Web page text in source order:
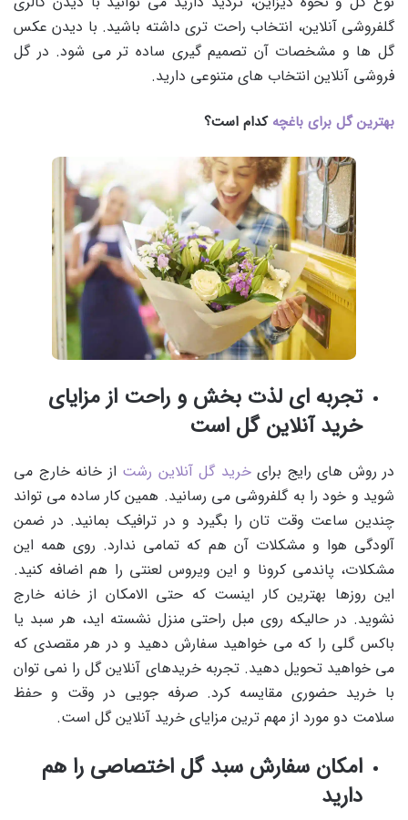
گلفروشی آنلاین، انتخاب راحت تری داشته باشید. با دیدن عکس
گل ها و مشخصات آن تصمیم گیری ساده تر می شود. در گل
فروشی آنلاین انتخاب های متنوعی دارید.
بهترین گل برای باغچه کدام است؟
تجربه ای لذت بخش و راحت از مزایای
خرید آنلاین گل است
در روش های رایج برایخرید گل آنلاین رشت از خانه خارج می
شوید و خود را به گلفروشی می رسانید. همین کار ساده می تواند
چندین ساعت وقت تان را بگیرد و در ترافیک بمانید. در ضمن
آلودگی هوا و مشکلات آن هم که تمامی ندارد. روی همه این
مشکلات، پاندمی کرونا و این ویروس لعنتی را هم اضافه کنید.
این روزها بهترین کار اینست که حتی الامکان از خانه خارج
نشوید. در حالیکه روی مبل راحتی منزل نشسته اید، هر سبد یا
باکس گلی را که می خواهید سفارش دهید و در هر مقصدی که
می خواهید تحویل دهید. تجربه خریدهای آنلاین گل را نمی توان
با خرید حضوری مقایسه کرد. صرفه جویی در وقت و حفظ
سلامت دو مورد از مهم ترین مزایای خرید آنلاین گل است.
امکان سفارش سبد گل اختصاصی را هم
دارید